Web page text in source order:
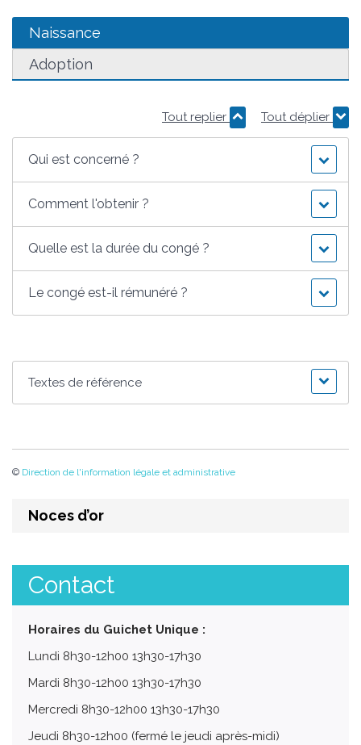
Naissance
Adoption
Tout replier Tout déplier
Qui est concerné ?
Comment l'obtenir ?
Quelle est la durée du congé ?
Le congé est-il rémunéré ?
Textes de référence
© Direction de l'information légale et administrative
Noces d’or
Contact
Horaires du Guichet Unique :
Lundi 8h30-12h00 13h30-17h30
Mardi 8h30-12h00 13h30-17h30
Mercredi 8h30-12h00 13h30-17h30
Jeudi 8h30-12h00 (fermé le jeudi après-midi)